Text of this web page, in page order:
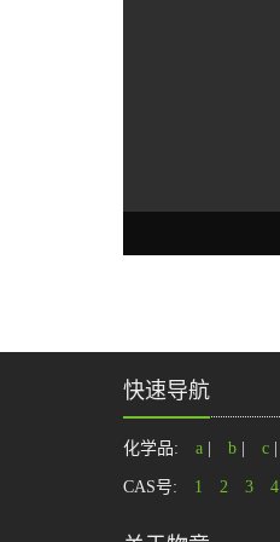
快速导航
化学品: a b c
CAS号: 1 2 3 4